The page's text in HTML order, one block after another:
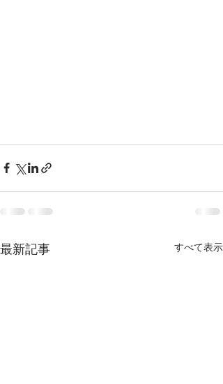
最新記事 すべて表示